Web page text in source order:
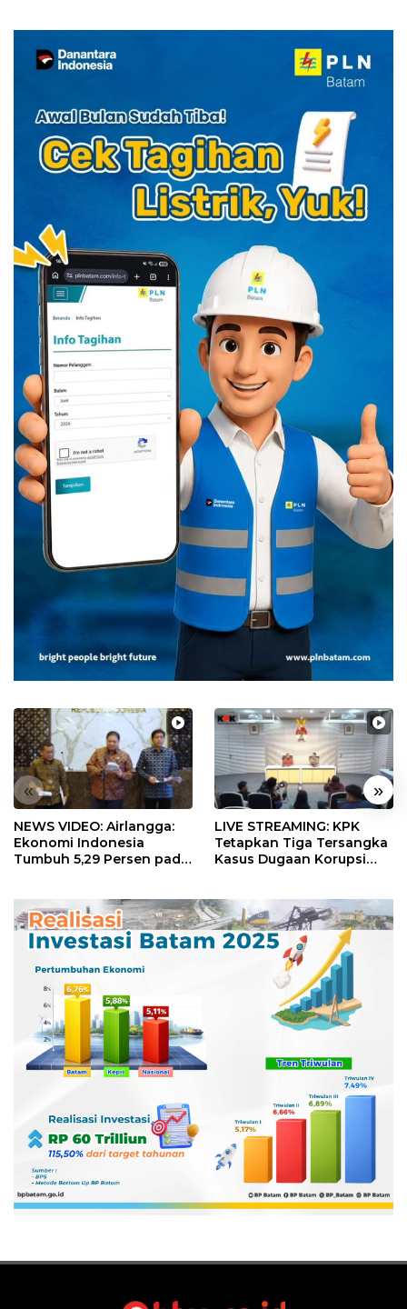
« »
NEWS VIDEO: Airlangga:
Ekonomi Indonesia
Tumbuh 5,29 Persen pada
LIVE STREAMING: KPK
Tetapkan Tiga Tersangka
Kasus Dugaan Korupsi